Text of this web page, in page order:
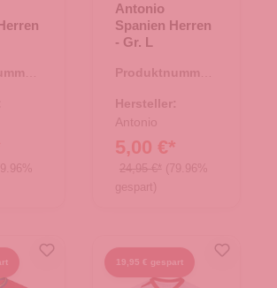
Antonio
Spanien Herren
- Gr. L
Produktnummer:
Hersteller:
Antonio
5,00 €*
24,95 €* (79.96%
gespart)
19,95 € gespart